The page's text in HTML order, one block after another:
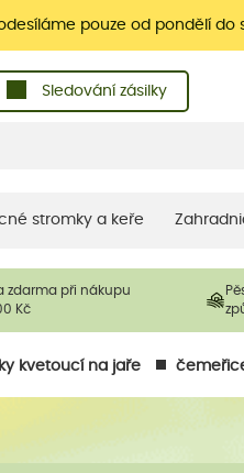
pouze od pondělí do
Sledování zásilky
stromky a keře
zdarma při nákupu
Kč
kvetoucí na jaře